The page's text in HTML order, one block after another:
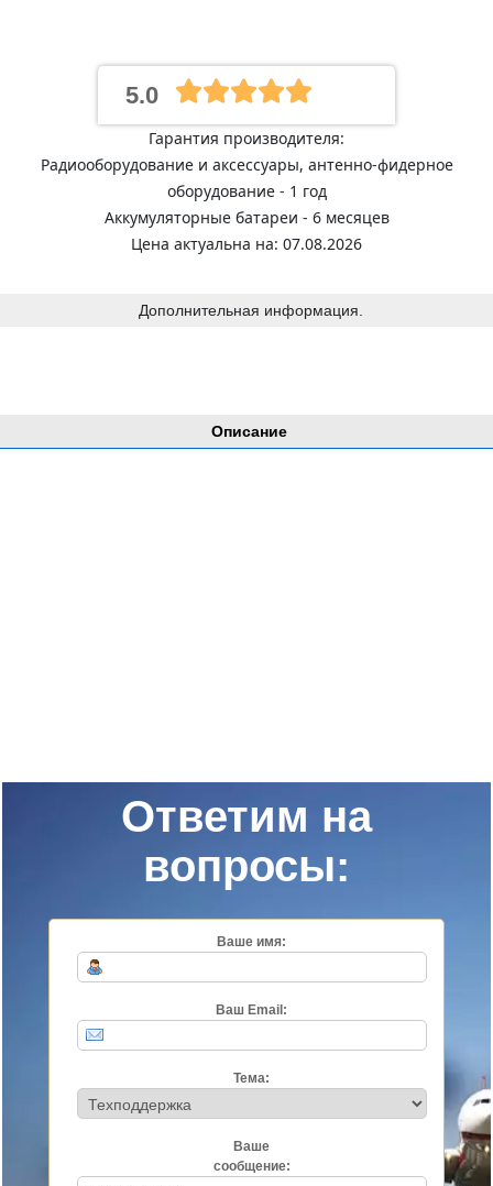
Описание
5.0
Гарантия производителя:
Радиооборудование и аксессуары, антенно-фидерное
оборудование - 1 год
Аккумуляторные батареи - 6 месяцев
Цена актуальна на: 07.08.2026
Дополнительная информация.
Ответим на
вопросы:
Ваше имя:
Ваш Email:
Тема:
Ваше
сообщение: